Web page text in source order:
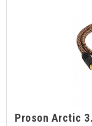
Proson Arctic